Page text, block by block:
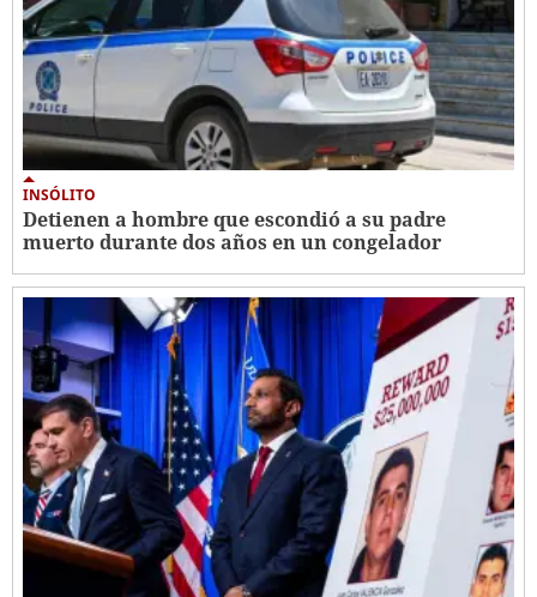
INSÓLITO
Detienen a hombre que escondió a su padre
muerto durante dos años en un congelador